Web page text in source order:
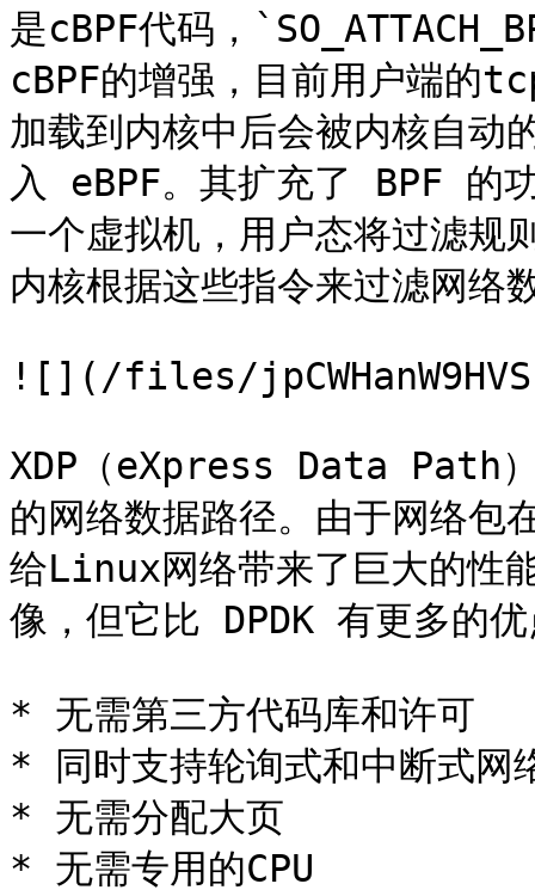
是cBPF代码，
cBPF的增强，目前用户端的
加载到内核中后会被内核自
入 eBPF。其扩充了 BPF 的
一个虚拟机，用户态将过滤规
内核根据这些指令来过滤网络
![](/files/
XDP（eXpress Data Path
的网络数据路径。由于网络包
给Linux网络带来了巨大的性
像，但它比 DPDK 有更多的
* 无需第三方代码库和许可
* 同时支持轮询式和中断式网
* 无需分配大页
* 无需专用的CPU